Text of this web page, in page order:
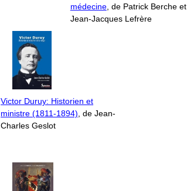
médecine, de Patrick Berche et
Jean-Jacques Lefrère
Victor Duruy: Historien et
ministre (1811-1894), de Jean-
Charles Geslot